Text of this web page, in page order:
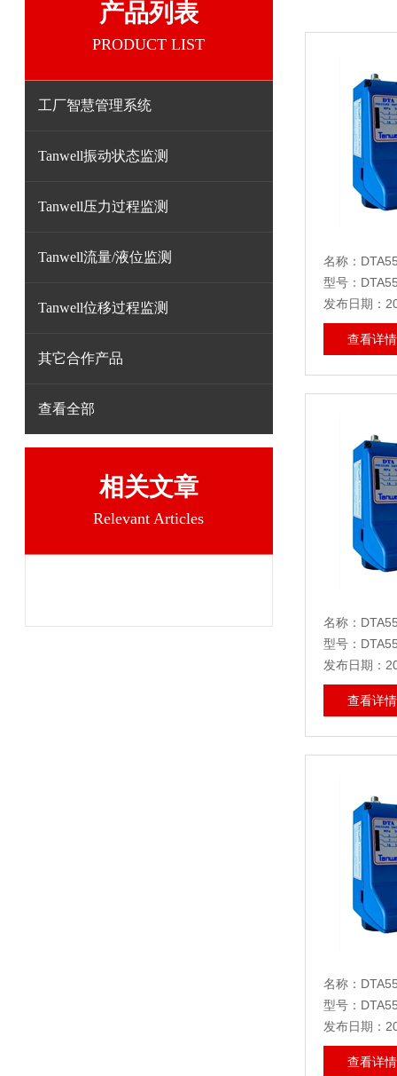
产品列表
PRODUCT LIST
工厂智慧管理系统
Tanwell振动状态监测
Tanwell压力过程监测
Tanwell流量/液位监测
Tanwell位移过程监测
其它合作产品
查看全部
相关文章
Relevant Articles
名称：
型号：
发布日期：
查看详情
名称：
型号：
发布日期：
查看详情
名称：
型号：
发布日期：
查看详情